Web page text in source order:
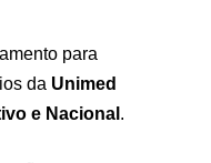
para
da Unimed
e Nacional .